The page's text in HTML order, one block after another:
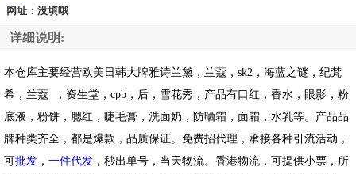
网址：没填哦
详细说明:
本仓库主要经营欧美日韩大牌雅诗兰黛，兰蔻，sk2，海蓝之谜，纪梵
希，兰蔻 ，资生堂，cpb，后，雪花秀，产品有口红，香水，眼影，粉
底液，粉饼，腮红，睫毛膏，洗面奶，防晒霜，面霜，水乳等。产品品
牌种类齐全，都是爆款，品质保证。免费招代理，承接各种引流活动，
可批发 ， 一件代发 ，秒出单号，当天物流。香港物流，可提供小票，所